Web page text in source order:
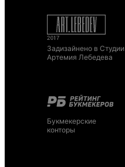
Задизайнено в Студии
Артемия Лебедева
Букмекерские
конторы